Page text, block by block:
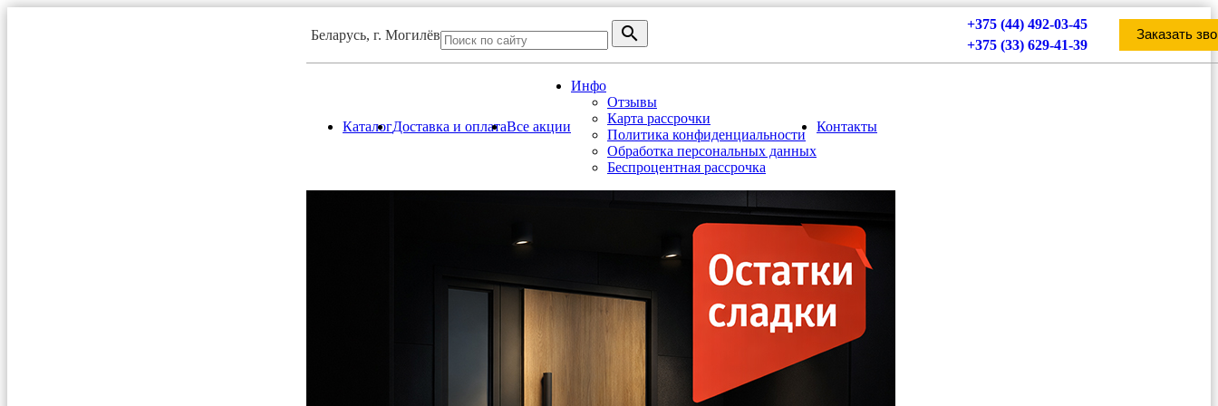
Беларусь, г. Могилёв
+375 (44) 492-03-45
+375 (33) 629-41-39
Заказать
КаталогДоставка и оплатаВсе акции
Инфо
Отзывы
Карта рассрочки
Политика конфиденциальности
Обработка персональных данных
Беспроцентная рассрочка
Контакты